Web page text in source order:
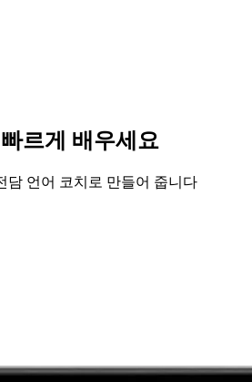
르게 배우세요
담 언어 코치로 만들어 줍니다